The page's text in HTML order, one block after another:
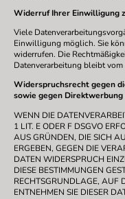
Widerruf Ihrer Einwilligung
Viele
Einwilligung möglich. Sie
widerrufen. Die
Datenverarbeitung bleibt
Widerspruchsrecht gegen
sowie gegen Direktwerbung
WENN DIE
1 LIT. E ODER F DSGVO
AUS GRÜNDEN, DIE SICH
ERGEBEN, GEGEN DIE
DATEN WIDERSPRUCH
DIESE BESTIMMUNGEN
RECHTSGRUNDLAGE, AUF
ENTNEHMEN SIE DIESER